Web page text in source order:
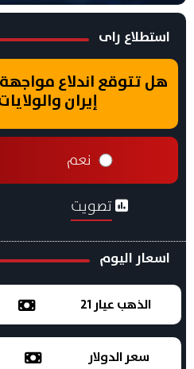
استطلاع راى
هل تتوقع اندلاع
إيران
نعم
تصويت
اسعار اليوم
الذهب عيار 21
سعر الدولار